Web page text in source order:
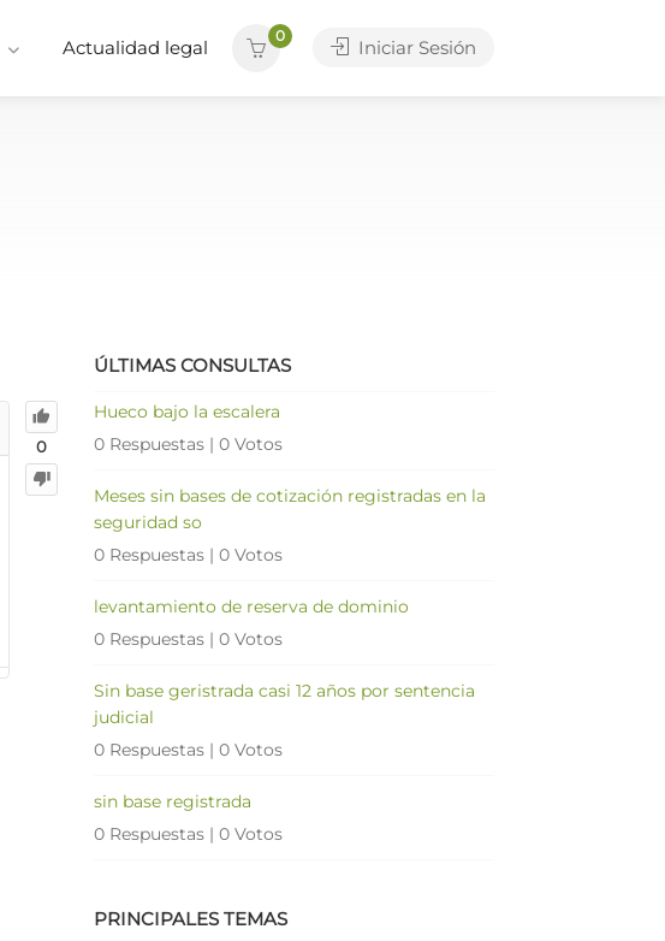
Actualidad legal
0
Iniciar Sesión
0
ÚLTIMAS CONSULTAS
Hueco bajo la escalera
0 Respuestas | 0 Votos
Meses sin bases de cotización registradas en la
seguridad so
0 Respuestas | 0 Votos
levantamiento de reserva de dominio
0 Respuestas | 0 Votos
Sin base geristrada casi 12 años por sentencia
judicial
0 Respuestas | 0 Votos
sin base registrada
0 Respuestas | 0 Votos
PRINCIPALES TEMAS